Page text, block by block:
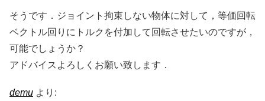
そうです．ジョイント拘束しない物体に対して，等価回転
ベクトル回りにトルクを付加して回転させたいのですが，
可能でしょうか？
アドバイスよろしくお願い致します．
demu より: